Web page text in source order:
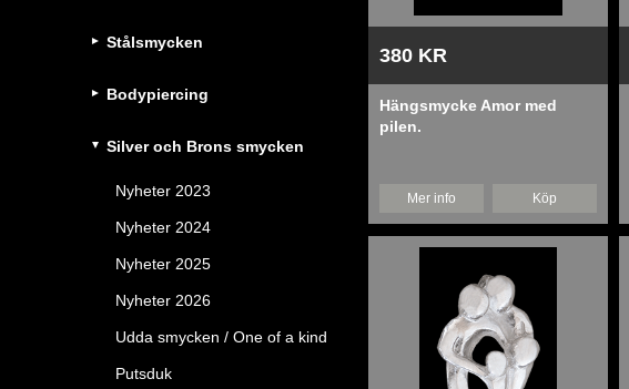
Stålsmycken
Bodypiercing
Silver och Brons smycken
Nyheter 2023
Nyheter 2024
Nyheter 2025
Nyheter 2026
Udda smycken / One of a kind
Putsduk
380 KR
Hängsmycke Amor med
pilen.
Mer info Köp